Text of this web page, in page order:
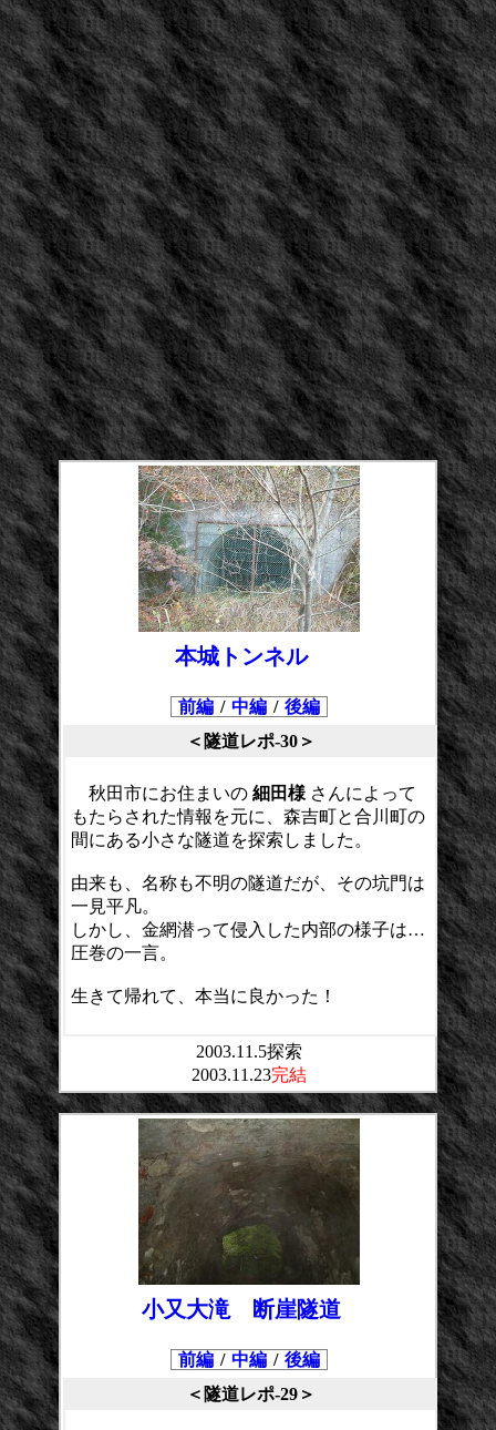
本城トンネル
前編 / 中編 / 後編
＜隧道レポ-30＞
秋田市にお住まいの 細田様 さんによって
もたらされた情報を元に、森吉町と合川町の
間にある小さな隧道を探索しました。
由来も、名称も不明の隧道だが、その坑門は
一見平凡。
しかし、金網潜って侵入した内部の様子は…
圧巻の一言。
生きて帰れて、本当に良かった！
2003.11.5探索
2003.11.23完結
小又大滝 断崖隧道
前編 / 中編 / 後編
＜隧道レポ-29＞